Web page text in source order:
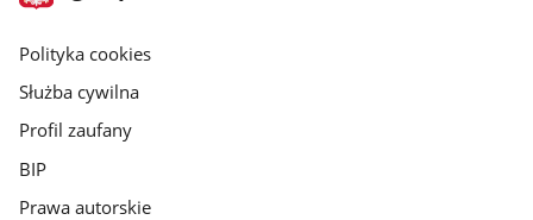
gov.pl
Polityka cookies
Służba cywilna
Profil zaufany
BIP
Prawa autorskie